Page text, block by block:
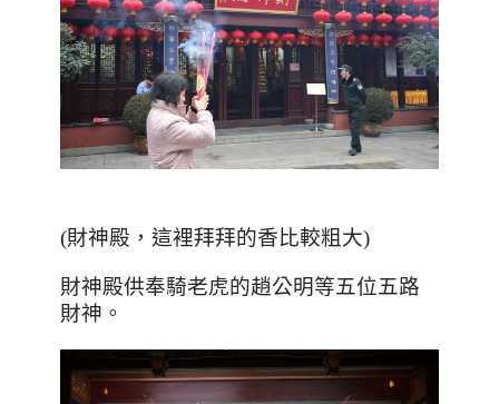
(財神殿，這裡拜拜的香比較粗大)
財神殿供奉騎老虎的趙公明等五位五路
財神。